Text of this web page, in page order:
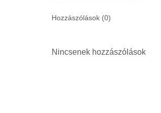
Hozzászólások (0)
Nincsenek hozzászólások